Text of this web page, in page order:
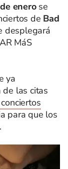
enerose
de Bad
desplegará
MáS
ya
de las citas
para que los